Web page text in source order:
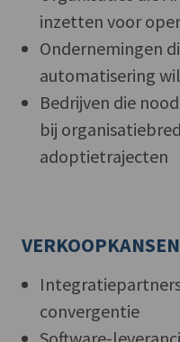
inzetten voor
Ondernemingen
automatisering
Bedrijven die
bij
adoptietrajecten
VERKOOPKANSEN
convergentie